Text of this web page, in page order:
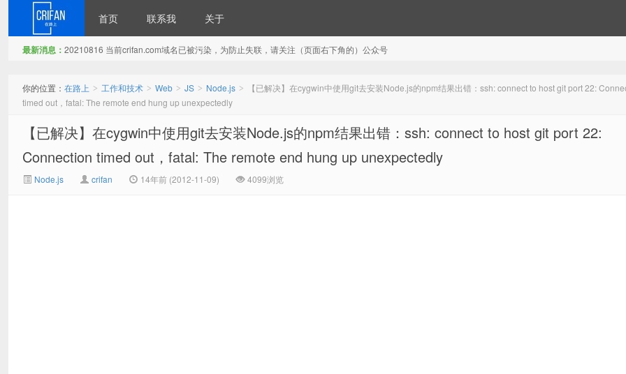
首页 联系我 关于
最新消息： 20210816 当前crifan.com域名已被污染，为防止失联，请关注（页面右下角的）公众号
你的位置： 在路上 > 工作和技术 > Web > JS > Node.js >
【已解决】在cygwin中使用git去安装Node.js的npm结果出错：ssh: connect to host git port 22:
timed out，fatal: The remote end hung up unexpectedly
【已解决】在cygwin中使用git去安装Node.js的npm结果出错：ssh: connect to host git port 22:
Connection timed out，fatal: The remote end hung up unexpectedly
Node.js crifan 14年前 (2012-11-09) 4099浏览